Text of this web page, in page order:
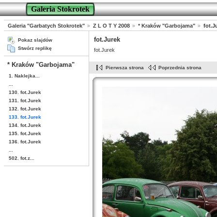
Galeria Stokrotek
Galeria "Garbatych Stokrotek" Z L O T Y 2008 * Kraków "Garbojama"
Pokaz slajdów
Stwórz replikę
* Kraków "Garbojama"
1. Naklejka...
130. fot.Jurek
131. fot.Jurek
132. fot.Jurek
133. fot.Jurek
134. fot.Jurek
135. fot.Jurek
136. fot.Jurek
502. fot.z...
fot.Jurek
fot.Jurek
Pierwsza strona Poprzednia strona